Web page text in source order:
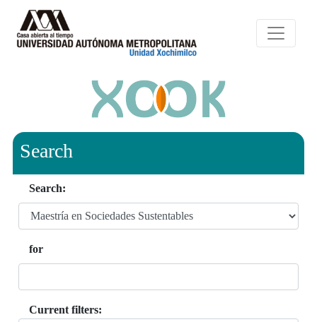
Search
Search:
for
Current filters: